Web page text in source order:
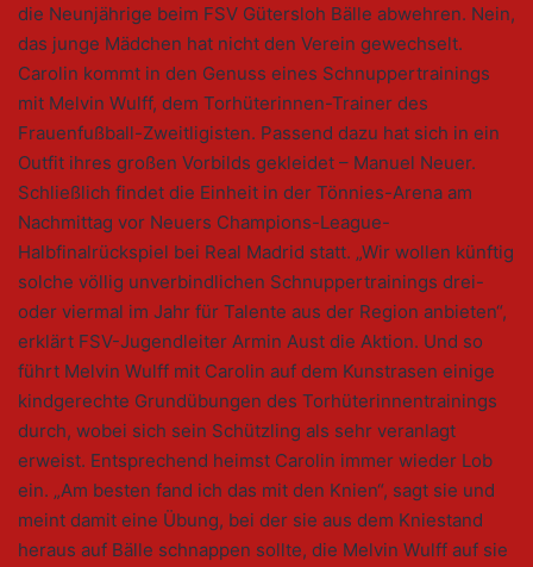
die Neunjährige beim FSV Gütersloh Bälle abwehren. Nein,
das junge Mädchen hat nicht den Verein gewechselt.
Carolin kommt in den Genuss eines Schnuppertrainings
mit Melvin Wulff, dem Torhüterinnen-Trainer des
Frauenfußball-Zweitligisten. Passend dazu hat sich in ein
Outfit ihres großen Vorbilds gekleidet – Manuel Neuer.
Schließlich findet die Einheit in der Tönnies-Arena am
Nachmittag vor Neuers Champions-League-
Halbfinalrückspiel bei Real Madrid statt. „Wir wollen künftig
solche völlig unverbindlichen Schnuppertrainings drei-
oder viermal im Jahr für Talente aus der Region anbieten“,
erklärt FSV-Jugendleiter Armin Aust die Aktion. Und so
führt Melvin Wulff mit Carolin auf dem Kunstrasen einige
kindgerechte Grundübungen des Torhüterinnentrainings
durch, wobei sich sein Schützling als sehr veranlagt
erweist. Entsprechend heimst Carolin immer wieder Lob
ein. „Am besten fand ich das mit den Knien“, sagt sie und
meint damit eine Übung, bei der sie aus dem Kniestand
heraus auf Bälle schnappen sollte, die Melvin Wulff auf sie